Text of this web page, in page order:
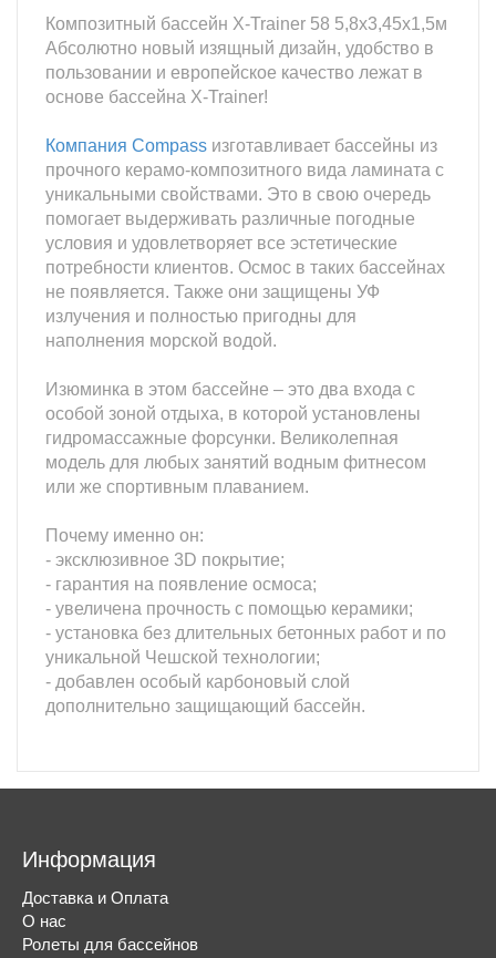
Композитный бассейн X-Trainer 58 5,8х3,45х1,5м
Абсолютно новый изящный дизайн, удобство в
пользовании и европейское качество лежат в
основе бассейна X-Trainer!
Компания Compass изготавливает бассейны из
прочного керамо-композитного вида ламината с
уникальными свойствами. Это в свою очередь
помогает выдерживать различные погодные
условия и удовлетворяет все эстетические
потребности клиентов. Осмос в таких бассейнах
не появляется. Также они защищены УФ
излучения и полностью пригодны для
наполнения морской водой.
Изюминка в этом бассейне – это два входа с
особой зоной отдыха, в которой установлены
гидромассажные форсунки. Великолепная
модель для любых занятий водным фитнесом
или же спортивным плаванием.
Почему именно он:
- эксклюзивное 3D покрытие;
- гарантия на появление осмоса;
- увеличена прочность с помощью керамики;
- установка без длительных бетонных работ и по
уникальной Чешской технологии;
- добавлен особый карбоновый слой
дополнительно защищающий бассейн.
Информация
Доставка и Оплата
О нас
Ролеты для бассейнов